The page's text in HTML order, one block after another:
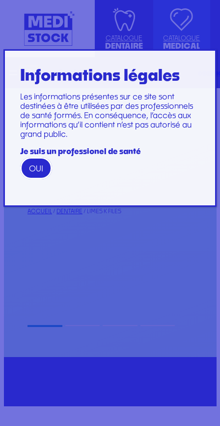
CATALOGUE
DENTAIRE
ASPIRATION
CANULE
COMPRESSE ET COTON
DIVERS
ENDODONTIE
IMPLANTOLOGIE ET
IRRIGATION
INSTRUMENTATION
KIT INSTRUMENTS
LABORATOIRE
PLATEAU
PROTECTION
RESTAURATION ET
GAMME WOODPECKER
Marques
CATALOGUE
MEDICAL
ACCESSOIRES
INJECTION, PRÉLÈVEMENT ET
PERFUSION
CONSOMMABLES
GYNÉCOLOGIE
PROTECTION ET HYGIÈNE
SET DE PANSEMENT
SET DE PERFUSION
SET DE SOINS
SET DE SUTURE
SOINS ET
PANSEMENTS
RechercheEnglish
ACCUEIL / DENTAIRE / LIMES K FILES
Informations légales
Les informations présentes sur ce site sont
destinées à être utilisées par des professionnels
de santé formés. En conséquence, l’accès aux
informations qu’il contient n’est pas autorisé au
grand public.
Je suis un professionel de santé
OUI